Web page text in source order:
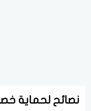
نصائح لحماية